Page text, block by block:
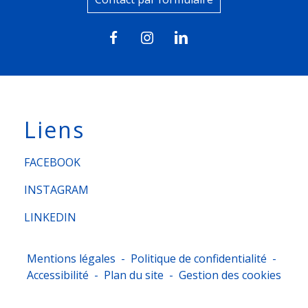
Liens
FACEBOOK
INSTAGRAM
LINKEDIN
Mentions légales - Politique de confidentialité -
Accessibilité - Plan du site - Gestion des cookies